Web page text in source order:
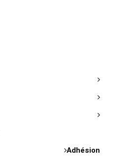
Adhésion